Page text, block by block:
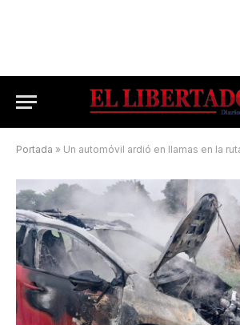
Portada » Un automóvil ardió en llamas en la